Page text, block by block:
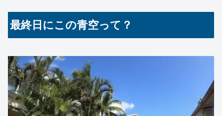
最終日にこの青空って？